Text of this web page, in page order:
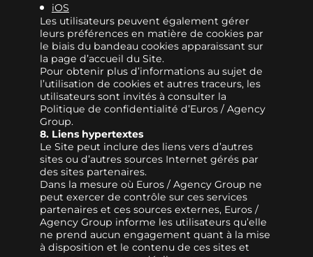
iOS
Les utilisateurs peuvent également gérer
leurs préférences en matière de cookies par
le biais du bandeau cookies apparaissant sur
la page d’accueil du Site.
Pour obtenir plus d’informations au sujet de
l’utilisation de cookies et autres traceurs, les
utilisateurs sont invités à consulter la
Politique de confidentialité d’Euros / Agency
Group.
8. Liens hypertextes
Le Site peut inclure des liens vers d’autres
sites ou d’autres sources Internet gérés par
des sites partenaires.
Dans la mesure où Euros / Agency Group ne
peut exercer de contrôle sur ces services
partenaires et ces sources externes, Euros /
Agency Group informe les utilisateurs qu’elle
ne prend aucun engagement quant à la mise
à disposition et le contenu de ces sites et